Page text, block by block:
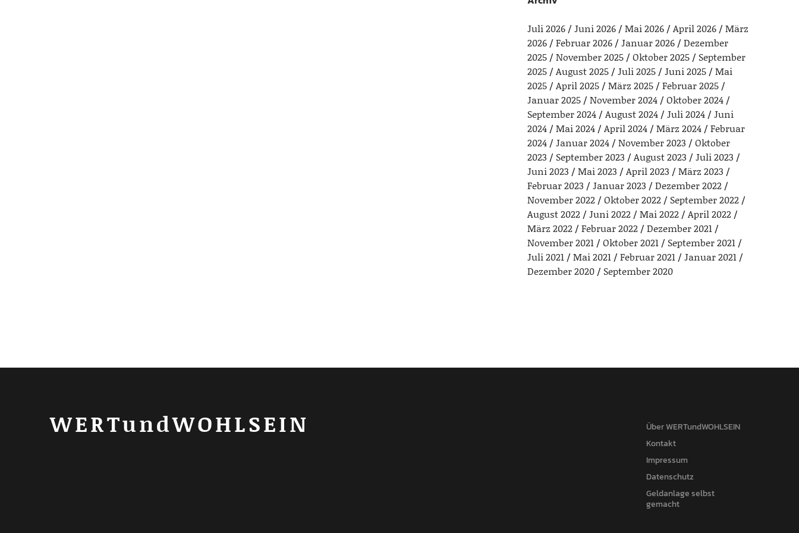
Juli 2026 Juni 2026 Mai 2026 April 2026
März
2026
Februar 2026 Januar 2026
Dezember
2025
November 2025 Oktober 2025
September
2025
August 2025 Juli 2025 Juni 2025
Mai
2025
April 2025 März 2025
Februar 2025
Januar 2025
November 2024
Oktober 2024
September 2024
August 2024 Juli 2024
Juni
2024
Mai 2024 April 2024 März 2024
Februar
2024
Januar 2024 November 2023
Oktober
2023
September 2023 August 2023
Juli 2023
Juni 2023
Mai 2023 April 2023
März 2023
Februar 2023
Januar 2023
Dezember 2022
November 2022
Oktober 2022
September 2022
August 2022
Juni 2022 Mai 2022
April 2022
März 2022
Februar 2022
Dezember 2021
November 2021
Oktober 2021
September 2021
Juli 2021
Mai 2021 Februar 2021
Januar 2021
Dezember 2020
September 2020
WERTundWOHLSEIN
Über WERTundWOHLSEIN
Kontakt
Impressum
Datenschutz
Geldanlage selbst
gemacht